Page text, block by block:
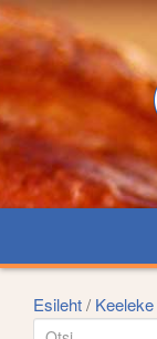
Esileht/ Keeleke